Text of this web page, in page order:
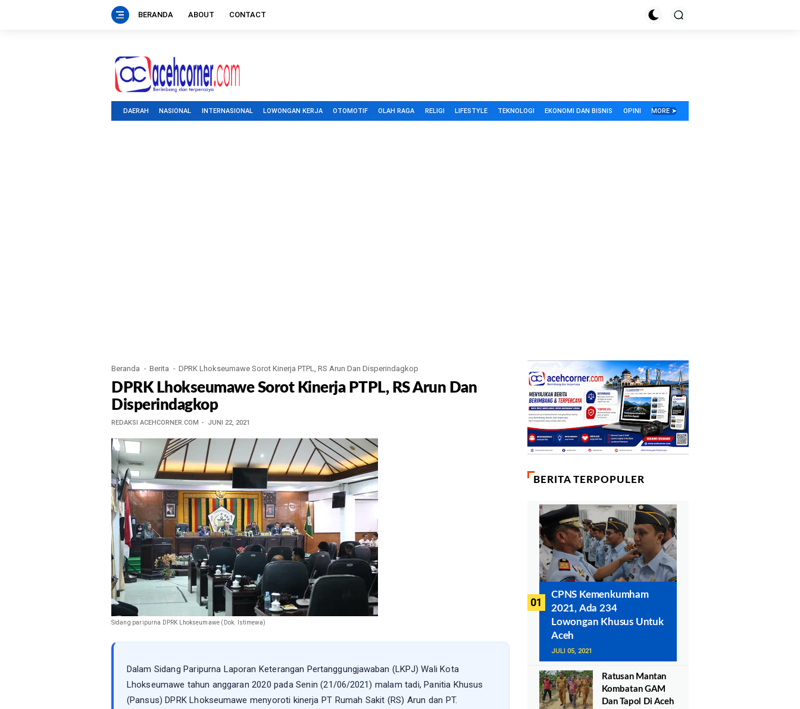
BERANDA ABOUT CONTACT
DAERAH NASIONAL INTERNASIONAL LOWONGAN KERJA OTOMOTIF OLAH RAGA RELIGI LIFESTYLE TEKNOLOGI EKONOMI DAN BISNIS OPINI MORE ➤
Beranda Berita DPRK Lhokseumawe Sorot Kinerja PTPL, RS Arun Dan Disperindagkop
DPRK Lhokseumawe Sorot Kinerja PTPL, RS Arun Dan
Disperindagkop
REDAKSI ACEHCORNER.COM JUNI 22, 2021
Sidang paripurna DPRK Lhokseumawe (Dok. Istimewa)
Dalam Sidang Paripurna Laporan Keterangan Pertanggungjawaban (LKPJ) Wali Kota
Lhokseumawe tahun anggaran 2020 pada Senin (21/06/2021) malam tadi, Panitia Khusus
(Pansus) DPRK Lhokseumawe menyoroti kinerja PT Rumah Sakit (RS) Arun dan PT.
BERITA TERPOPULER
CPNS Kemenkumham
2021, Ada 234
Lowongan Khusus Untuk
Aceh
JULI 05, 2021
Ratusan Mantan
Kombatan GAM
Dan Tapol Di Aceh